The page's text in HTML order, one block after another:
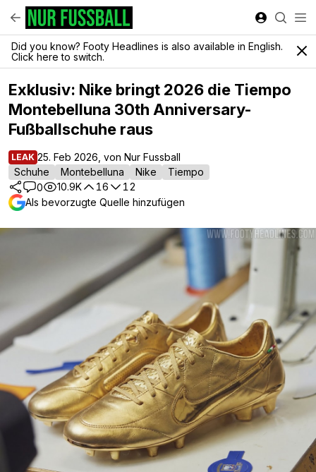
Did you know? Footy Headlines is also available in English.
Click here to switch.
Exklusiv: Nike bringt 2026 die Tiempo
Montebelluna 30th Anniversary-
Fußballschuhe raus
LEAK 25. Feb 2026, von Nur Fussball
Schuhe
Montebelluna Nike
Tiempo
0
10.9K 16
12
Als bevorzugte Quelle hinzufügen